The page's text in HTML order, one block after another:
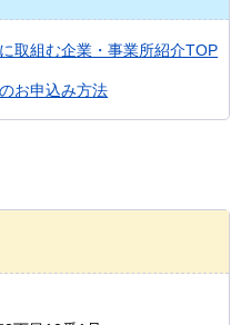
取組む企業・事業所紹介TOP
お申込み方法